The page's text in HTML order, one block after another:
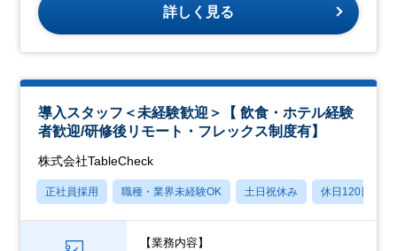
詳しく見る
導入スタッフ＜未経験歓迎＞【 飲食・ホテル経験
者歓迎/研修後リモート・フレックス制度有】
株式会社TableCheck
正社員採用 職種・業界未経験OK 土日祝休み 休日120日以上
【業務内容】